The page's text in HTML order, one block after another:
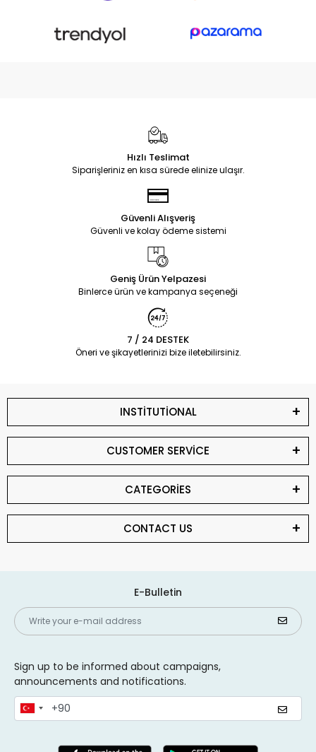
Hızlı Teslimat
Siparişleriniz en kısa sürede elinize ulaşır.
Güvenli Alışveriş
Güvenli ve kolay ödeme sistemi
Geniş Ürün Yelpazesi
Binlerce ürün ve kampanya seçeneği
7 / 24 DESTEK
Öneri ve şikayetlerinizi bize iletebilirsiniz.
INSTİTUTİONAL
CUSTOMER SERVİCE
CATEGORİES
CONTACT US
E-Bulletin
Sign up to be informed about campaigns,
announcements and notifications.